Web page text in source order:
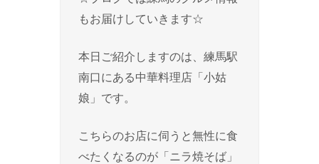
もお届けしていきます☆
本日ご紹介しますのは、練馬駅
南口にある中華料理店「小姑
娘」です。
こちらのお店に伺うと無性に食
べたくなるのが「ニラ焼そば」